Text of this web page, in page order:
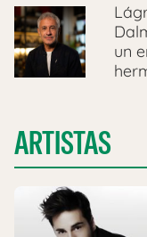
un
ARTISTAS